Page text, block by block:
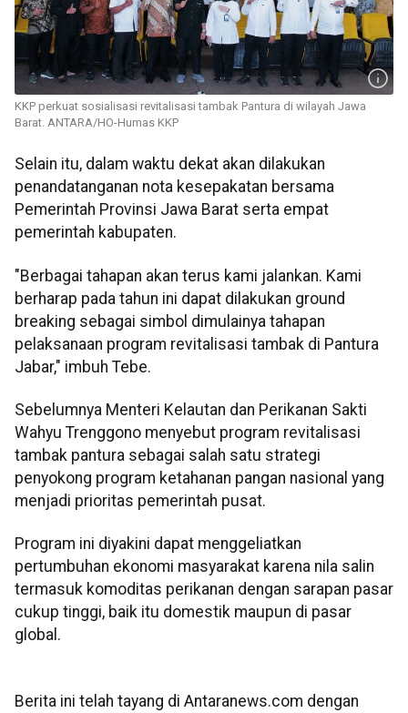
KKP perkuat sosialisasi revitalisasi tambak Pantura di wilayah Jawa
Barat. ANTARA/HO-Humas KKP
Selain itu, dalam waktu dekat akan dilakukan
penandatanganan nota kesepakatan bersama
Pemerintah Provinsi Jawa Barat serta empat
pemerintah kabupaten.
"Berbagai tahapan akan terus kami jalankan. Kami
berharap pada tahun ini dapat dilakukan ground
breaking sebagai simbol dimulainya tahapan
pelaksanaan program revitalisasi tambak di Pantura
Jabar," imbuh Tebe.
Sebelumnya Menteri Kelautan dan Perikanan Sakti
Wahyu Trenggono menyebut program revitalisasi
tambak pantura sebagai salah satu strategi
penyokong program ketahanan pangan nasional yang
menjadi prioritas pemerintah pusat.
Program ini diyakini dapat menggeliatkan
pertumbuhan ekonomi masyarakat karena nila salin
termasuk komoditas perikanan dengan sarapan pasar
cukup tinggi, baik itu domestik maupun di pasar
global.
Berita ini telah tayang di Antaranews.com dengan